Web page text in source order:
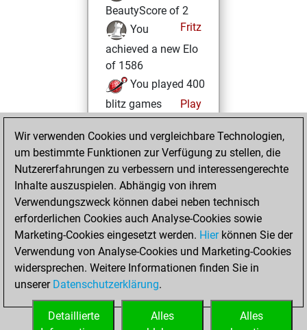
BeautyScore of 2
Fritz
You
achieved a new Elo
of 1586
You played 400
blitz games
Play
+202 =15 -183 in
blitz
your Studies account
Studies
Montag,
Dezember 28,
2020
You created
your Fritz account
Wir verwenden Cookies und vergleichbare Technologien,
um bestimmte Funktionen zur Verfügung zu stellen, die
Nutzererfahrungen zu verbessern und interessengerechte
Inhalte auszuspielen. Abhängig von ihrem
Verwendungszweck können dabei neben technisch
erforderlichen Cookies auch Analyse-Cookies sowie
Marketing-Cookies eingesetzt werden. Hierkönnen Sie der
Verwendung von Analyse-Cookies und Marketing-Cookies
widersprechen. Weitere Informationen finden Sie in
unserer Datenschutzerklärung.
Alles
Alles
Detaillierte